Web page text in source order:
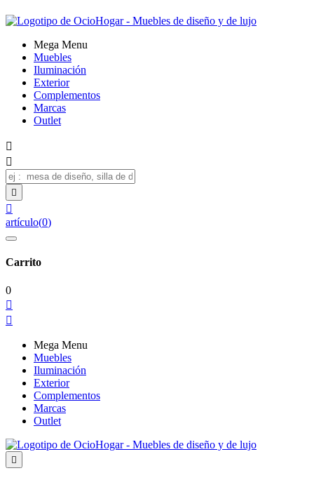
Mega Menu
Muebles
Iluminación
Exterior
Complementos
Marcas
Outlet




artículo(0)
Carrito
0


Mega Menu
Muebles
Iluminación
Exterior
Complementos
Marcas
Outlet
